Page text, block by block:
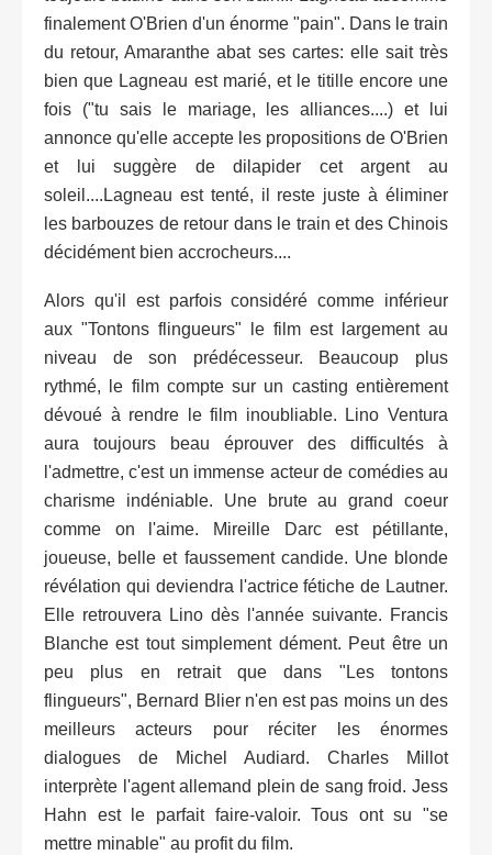
finalement O'Brien d'un énorme "pain". Dans le train
du retour, Amaranthe abat ses cartes: elle sait très
bien que Lagneau est marié, et le titille encore une
fois ("tu sais le mariage, les alliances....) et lui
annonce qu'elle accepte les propositions de O'Brien
et lui suggère de dilapider cet argent au
soleil....Lagneau est tenté, il reste juste à éliminer
les barbouzes de retour dans le train et des Chinois
décidément bien accrocheurs....
Alors qu'il est parfois considéré comme inférieur
aux "Tontons flingueurs" le film est largement au
niveau de son prédécesseur. Beaucoup plus
rythmé, le film compte sur un casting entièrement
dévoué à rendre le film inoubliable. Lino Ventura
aura toujours beau éprouver des difficultés à
l'admettre, c'est un immense acteur de comédies au
charisme indéniable. Une brute au grand coeur
comme on l'aime. Mireille Darc est pétillante,
joueuse, belle et faussement candide. Une blonde
révélation qui deviendra l'actrice fétiche de Lautner.
Elle retrouvera Lino dès l'année suivante. Francis
Blanche est tout simplement dément. Peut être un
peu plus en retrait que dans "Les tontons
flingueurs", Bernard Blier n'en est pas moins un des
meilleurs acteurs pour réciter les énormes
dialogues de Michel Audiard. Charles Millot
interprète l'agent allemand plein de sang froid. Jess
Hahn est le parfait faire-valoir. Tous ont su "se
mettre minable" au profit du film.